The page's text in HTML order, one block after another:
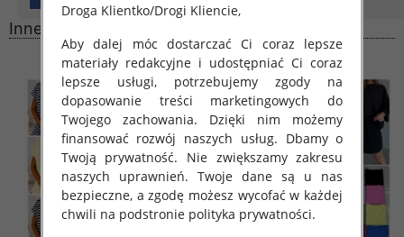
Inne produkty
Droga Klientko/Drogi Kliencie,
Aby dalej móc dostarczać Ci coraz lepsze
materiały redakcyjne i udostępniać Ci coraz
lepsze usługi, potrzebujemy zgody na
dopasowanie treści marketingowych do
Twojego zachowania. Dzięki nim możemy
finansować rozwój naszych usług. Dbamy o
Twoją prywatność. Nie zwiększamy zakresu
naszych uprawnień. Twoje dane są u nas
bezpieczne, a zgodę możesz wycofać w każdej
chwili na podstronie polityka prywatności.